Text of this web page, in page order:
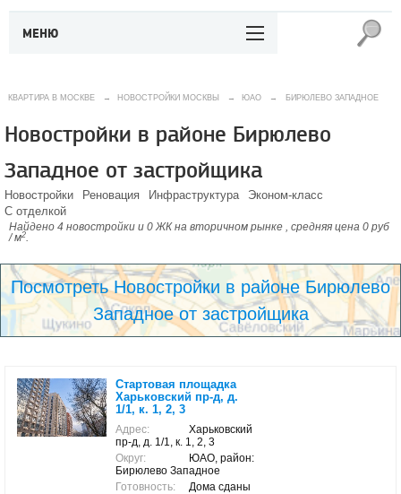
МЕНЮ
КВАРТИРА В МОСКВЕ → НОВОСТРОЙКИ МОСКВЫ → ЮАО → БИРЮЛЕВО ЗАПАДНОЕ
Новостройки в районе Бирюлево
Западное от застройщика
Новостройки Реновация Инфраструктура
Эконом-класс
С отделкой
Найдено 4 новостройки и 0 ЖК на вторичном рынке , средняя цена 0 руб
/ м2.
Посмотреть Новостройки в районе Бирюлево
Западное от застройщика
Стартовая площадка
Харьковский пр-д, д.
1/1, к. 1, 2, 3
Адрес:
Харьковский
пр-д, д. 1/1, к. 1, 2, 3
Округ:
ЮАО, район:
Бирюлево Западное
Готовность:
Дома сданы